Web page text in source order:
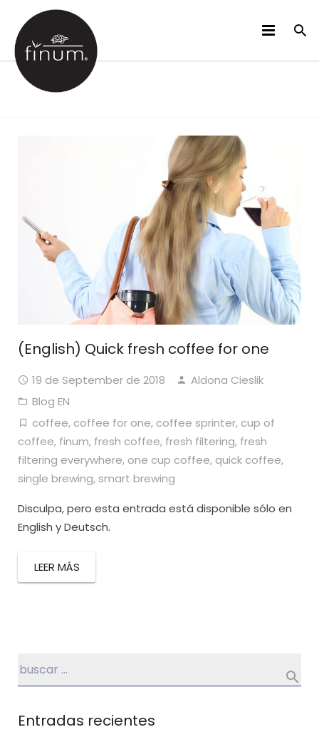
PRODUCTOS
(English) Quick fresh coffee for one
19 de September de 2018
Aldona Cieslik
Blog EN
coffee, coffee for one, coffee sprinter, cup of
coffee, finum, fresh coffee, fresh filtering, fresh
filtering everywhere, one cup coffee, quick coffee,
single brewing, smart brewing
Disculpa, pero esta entrada está disponible sólo en
English y Deutsch.
LEER MÁS
Entradas recientes